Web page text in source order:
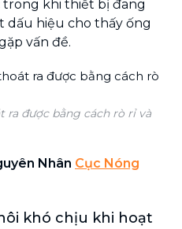
khi thiết bị đang
dấu hiệu cho thấy ống
vấn đề.
ra được bằng cách rò rỉ và
Nhân Cục Nóng
khó chịu khi hoạt